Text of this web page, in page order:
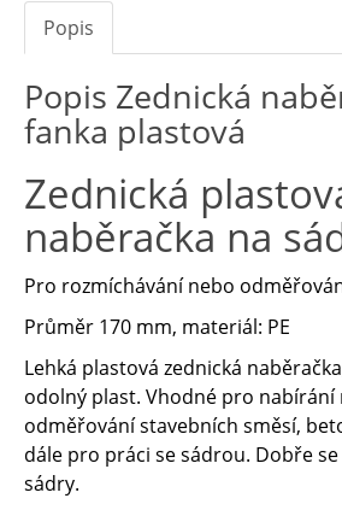
Popis
Popis Zednická
fanka plastová
Zednická
naběračka na
Pro rozmíchávání nebo
Průměr 170 mm, materiál: PE
Lehká plastová zednická
odolný plast. Vhodné pro
odměřování stavebních směsí,
dále pro práci se sádrou. Dobře
sádry.